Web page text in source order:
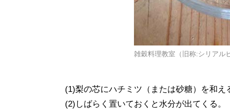
雑穀料理教室（旧称:シリアル
(1)梨の芯にハチミツ（または砂糖）を和え
(2)しばらく置いておくと水分が出てくる。